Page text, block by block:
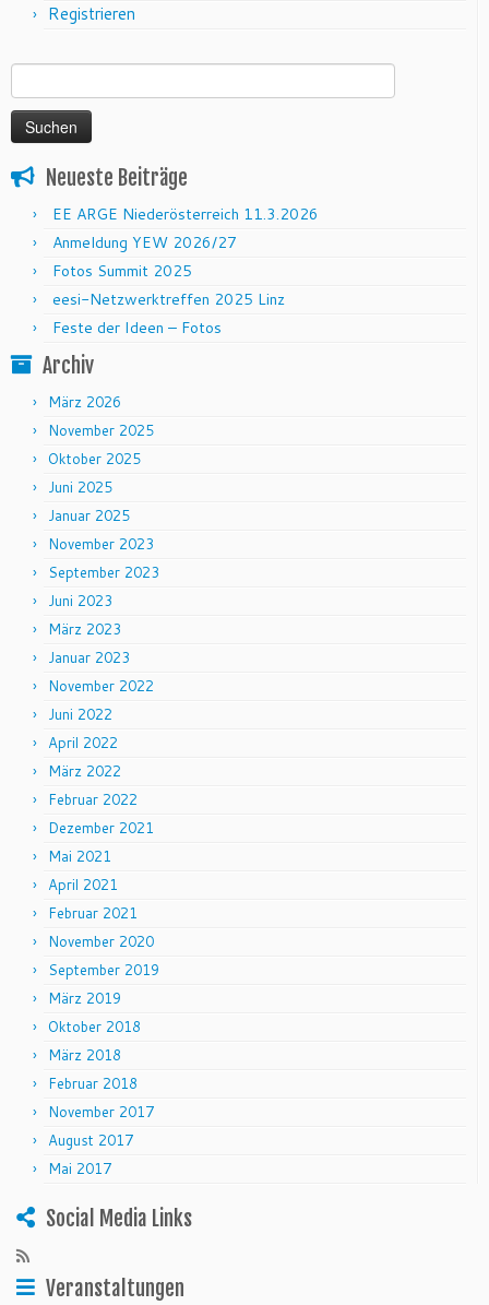
Registrieren
Neueste Beiträge
EE ARGE Niederösterreich 11.3.2026
Anmeldung YEW 2026/27
Fotos Summit 2025
eesi-Netzwerktreffen 2025 Linz
Feste der Ideen – Fotos
Archiv
März 2026
November 2025
Oktober 2025
Juni 2025
Januar 2025
November 2023
September 2023
Juni 2023
März 2023
Januar 2023
November 2022
Juni 2022
April 2022
März 2022
Februar 2022
Dezember 2021
Mai 2021
April 2021
Februar 2021
November 2020
September 2019
März 2019
Oktober 2018
März 2018
Februar 2018
November 2017
August 2017
Mai 2017
Social Media Links
Veranstaltungen